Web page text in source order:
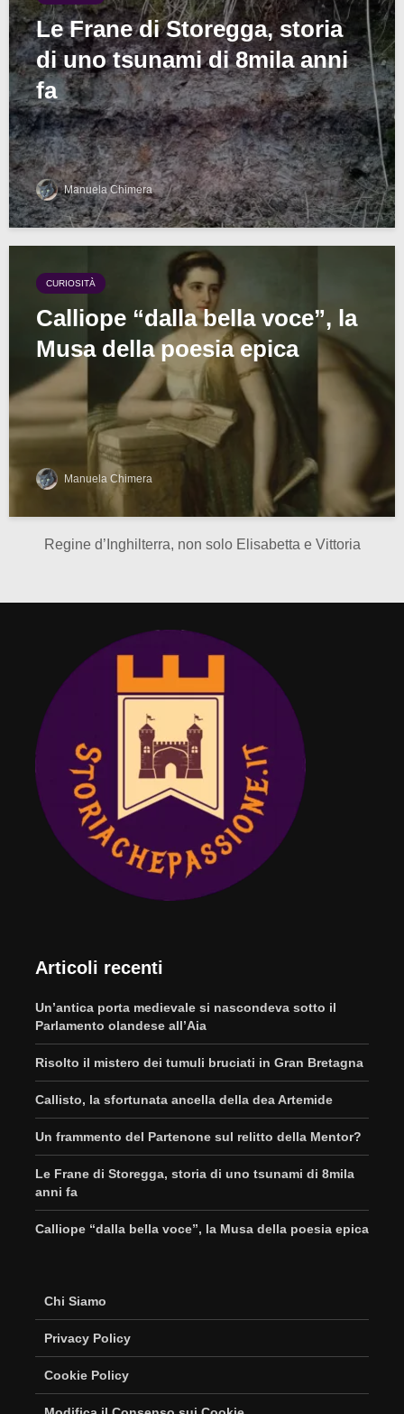
Le Frane di Storegga, storia
di uno tsunami di 8mila anni
fa
Manuela Chimera
CURIOSITÀ
Calliope “dalla bella voce”, la
Musa della poesia epica
Manuela Chimera
Regine d’Inghilterra, non solo Elisabetta e Vittoria
Articoli recenti
Un’antica porta medievale si nascondeva sotto il
Parlamento olandese all’Aia
Risolto il mistero dei tumuli bruciati in Gran Bretagna
Callisto, la sfortunata ancella della dea Artemide
Un frammento del Partenone sul relitto della Mentor?
Le Frane di Storegga, storia di uno tsunami di 8mila
anni fa
Calliope “dalla bella voce”, la Musa della poesia epica
Chi Siamo
Privacy Policy
Cookie Policy